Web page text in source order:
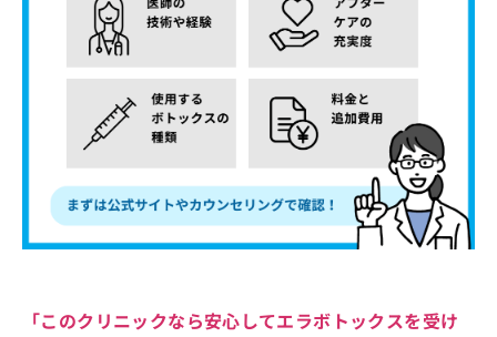
「このクリニックなら安心してエラボトックスを受け